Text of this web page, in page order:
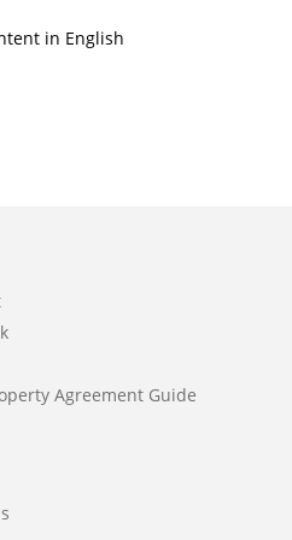
in English
Agreement Guide